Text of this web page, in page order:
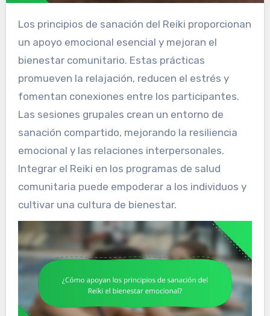
Los principios de sanación del Reiki proporcionan
un apoyo emocional esencial y mejoran el
bienestar comunitario. Estas prácticas
promueven la relajación, reducen el estrés y
fomentan conexiones entre los participantes.
Las sesiones grupales crean un entorno de
sanación compartido, mejorando la resiliencia
emocional y las relaciones interpersonales.
Integrar el Reiki en los programas de salud
comunitaria puede empoderar a los individuos y
cultivar una cultura de bienestar.